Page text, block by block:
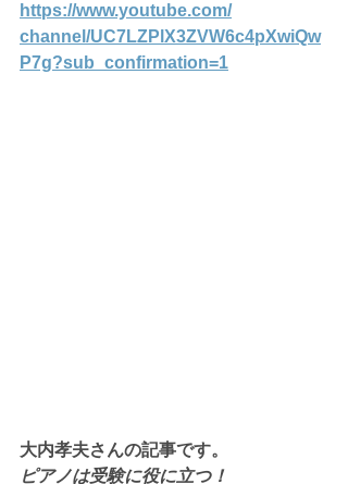
https://www.youtube.com/
channel/UC7LZPlX3ZVW6c4pXwiQw
P7g?sub_confirmation=1
大内孝夫さんの記事です。
ピアノは受験に役に立つ！